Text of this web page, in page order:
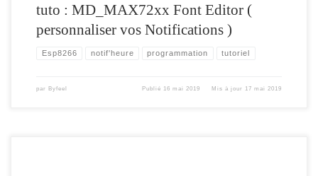
tuto : MD_MAX72xx Font Editor (
personnaliser vos Notifications )
Esp8266 notif'heure programmation tutoriel
par Byfeel Publié 16 mai 2019 Mis à jour 17 mai 2019